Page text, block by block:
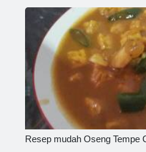
Resep mudah Oseng Tempe